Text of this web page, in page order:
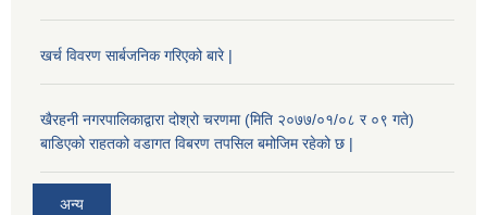
खर्च विवरण सार्बजनिक गरिएको बारे |
खैरहनी नगरपालिकाद्वारा दोश्रो चरणमा (मिति २०७७/०१/०८ र ०९ गते)
बाडिएको राहतको वडागत विबरण तपसिल बमोजिम रहेको छ |
अन्य